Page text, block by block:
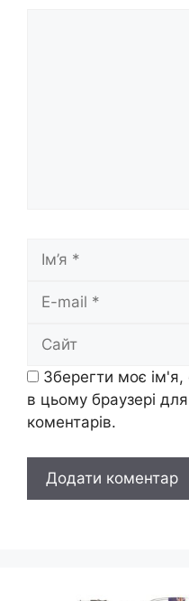
Ім’я
Сайт
Зберегти моє
в цьому браузері
коментарів.